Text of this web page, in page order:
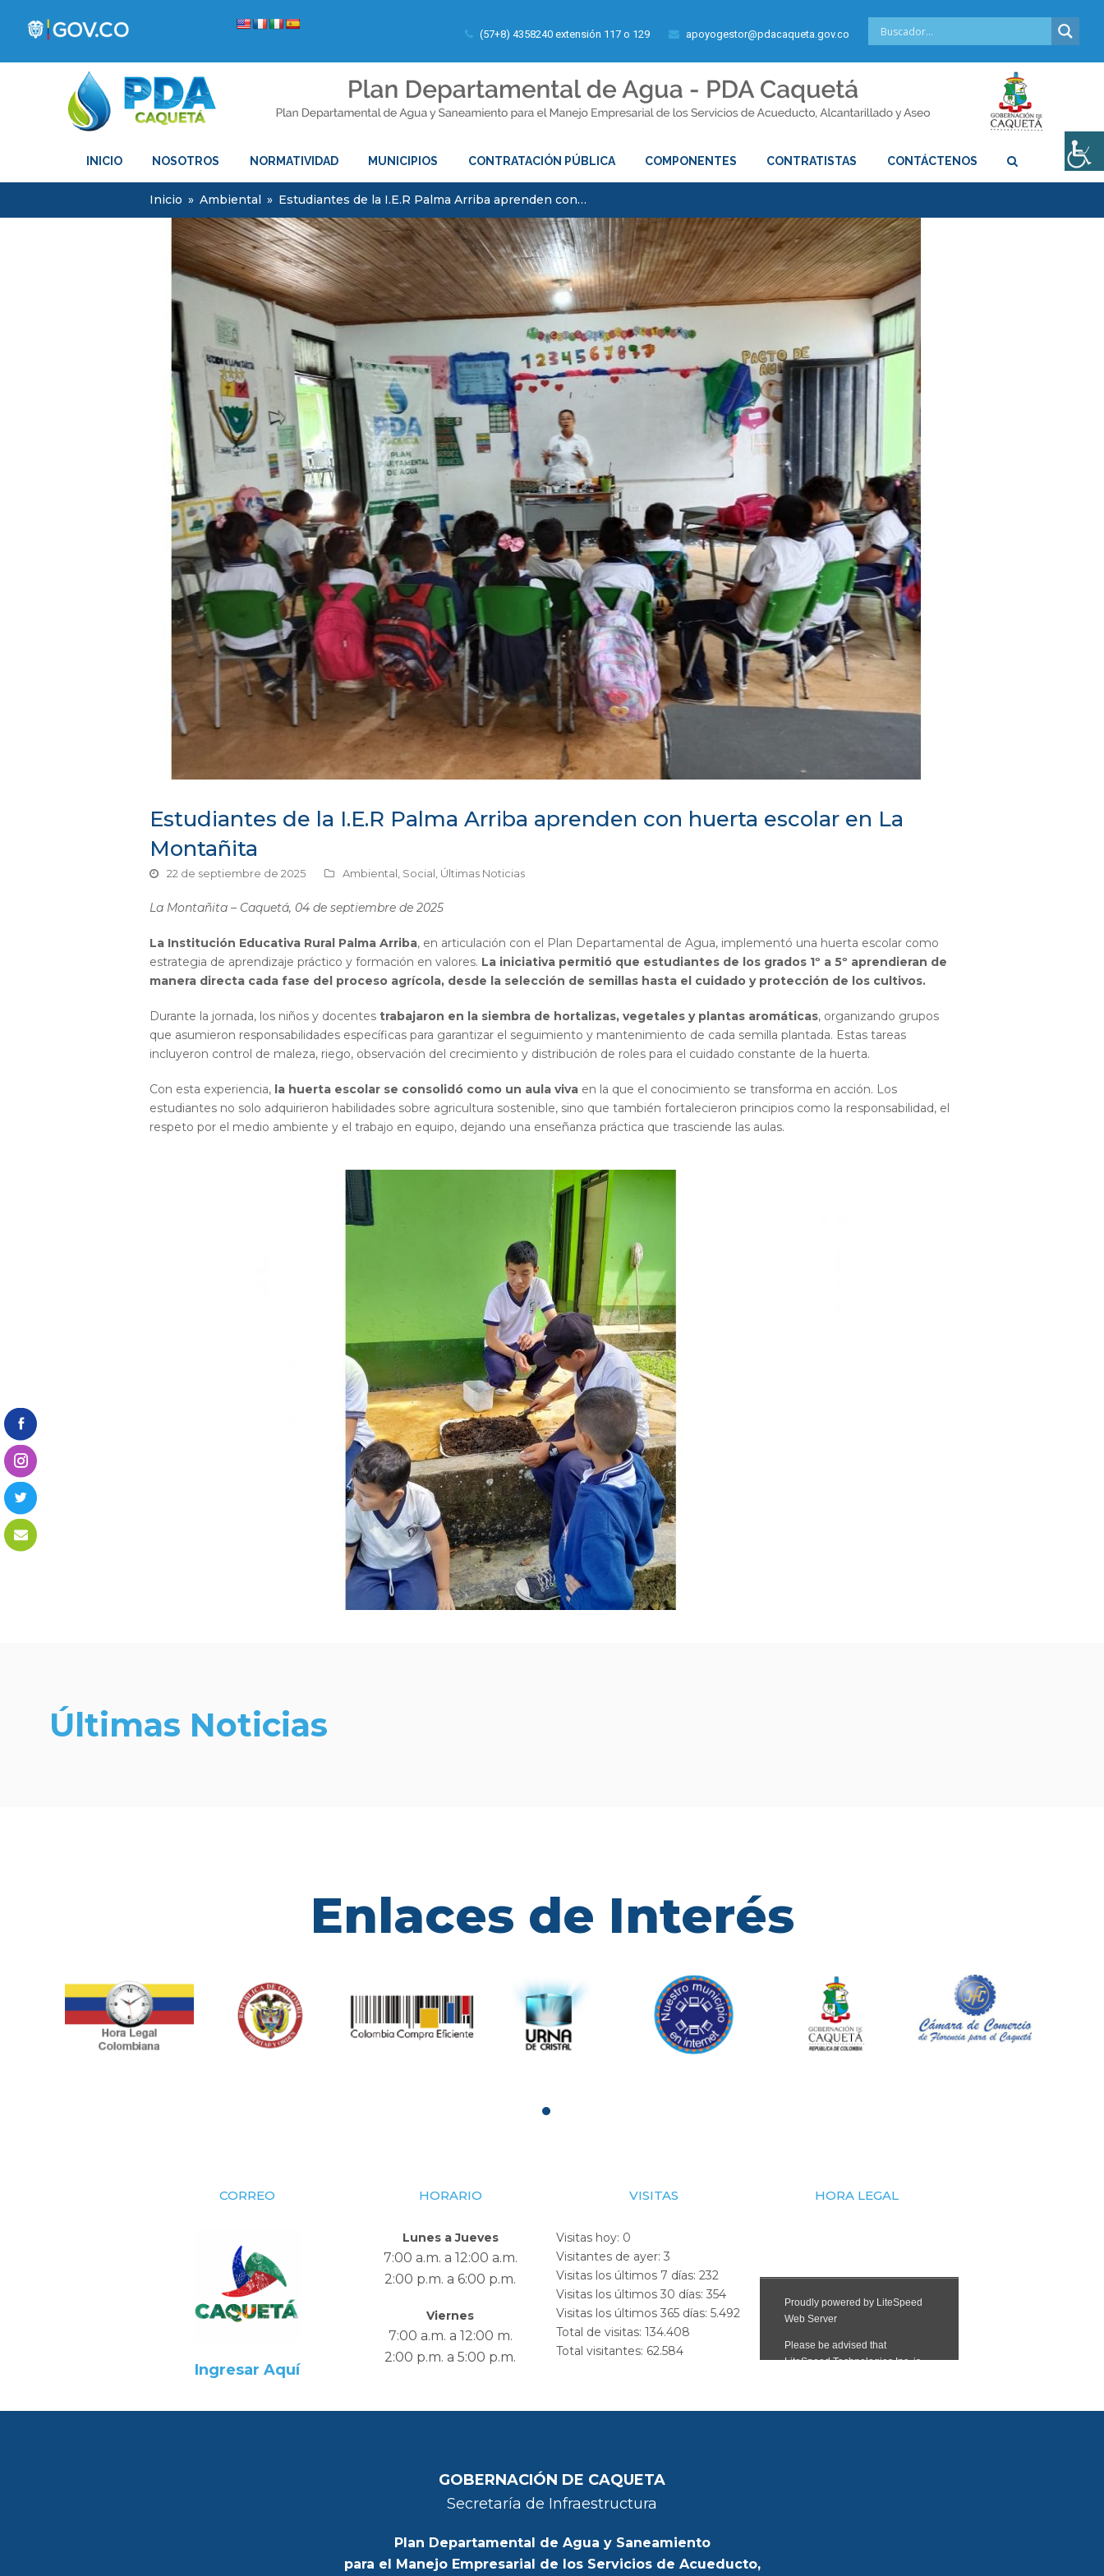
(57+8) 4358240 extensión 117 o 129 apoyogestor@pdacaqueta.gov.co
INICIO NOSOTROS NORMATIVIDAD MUNICIPIOS CONTRATACIÓN PÚBLICA COMPONENTES CONTRATISTAS CONTÁCTENOS
Inicio » Ambiental » Estudiantes de la I.E.R Palma Arriba aprenden con…
Estudiantes de la I.E.R Palma Arriba aprenden con huerta escolar en La
Montañita
22 de septiembre de 2025 Ambiental Social Últimas Noticias
La Montañita – Caquetá, 04 de septiembre de 2025
La Institución Educativa Rural Palma Arriba, en articulación con el Plan Departamental de Agua, implementó una huerta escolar como
estrategia de aprendizaje práctico y formación en valores. La iniciativa permitió que estudiantes de los grados 1º a 5º aprendieran de
manera directa cada fase del proceso agrícola, desde la selección de semillas hasta el cuidado y protección de los cultivos.
Durante la jornada, los niños y docentes trabajaron en la siembra de hortalizas, vegetales y plantas aromáticas, organizando grupos
que asumieron responsabilidades específicas para garantizar el seguimiento y mantenimiento de cada semilla plantada. Estas tareas
incluyeron control de maleza, riego, observación del crecimiento y distribución de roles para el cuidado constante de la huerta.
Con esta experiencia, la huerta escolar se consolidó como un aula viva en la que el conocimiento se transforma en acción. Los
estudiantes no solo adquirieron habilidades sobre agricultura sostenible, sino que también fortalecieron principios como la responsabilidad, el
respeto por el medio ambiente y el trabajo en equipo, dejando una enseñanza práctica que trasciende las aulas.
Últimas Noticias
Enlaces de Interés
CORREO
Ingresar Aquí
HORARIO
Lunes a Jueves
7:00 a.m. a 12:00 a.m.
2:00 p.m. a 6:00 p.m.
Viernes
7:00 a.m. a 12:00 m.
2:00 p.m. a 5:00 p.m.
VISITAS
Visitas hoy: 0
Visitantes de ayer: 3
Visitas los últimos 7 días: 232
Visitas los últimos 30 días: 354
Visitas los últimos 365 días: 5.492
Total de visitas: 134.408
Total visitantes: 62.584
HORA LEGAL
GOBERNACIÓN DE CAQUETA
Secretaría de Infraestructura
Plan Departamental de Agua y Saneamiento
para el Manejo Empresarial de los Servicios de Acueducto,